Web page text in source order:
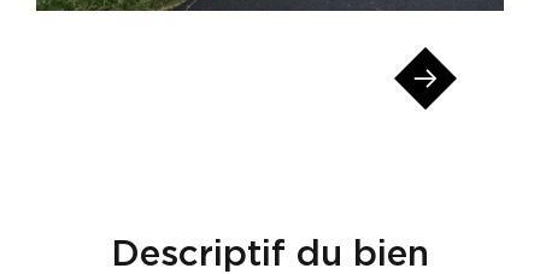
Descriptif du bien